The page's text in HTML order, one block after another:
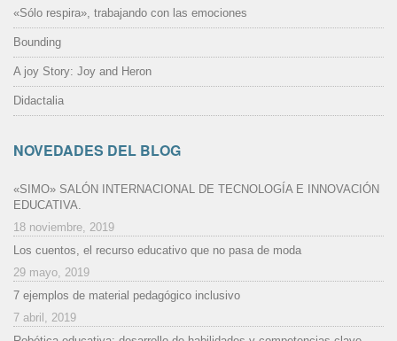
«Sólo respira», trabajando con las emociones
Bounding
A joy Story: Joy and Heron
Didactalia
NOVEDADES DEL BLOG
«SIMO» SALÓN INTERNACIONAL DE TECNOLOGÍA E INNOVACIÓN
EDUCATIVA.
18 noviembre, 2019
Los cuentos, el recurso educativo que no pasa de moda
29 mayo, 2019
7 ejemplos de material pedagógico inclusivo
7 abril, 2019